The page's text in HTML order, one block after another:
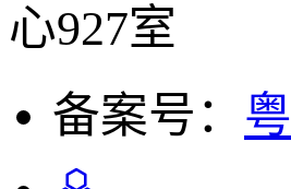
心927室
备案号：